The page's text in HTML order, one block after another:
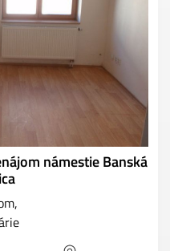
námestie Banská